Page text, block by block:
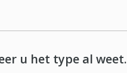
u het type al weet.